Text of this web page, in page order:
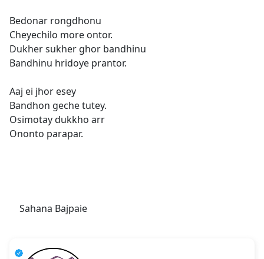
Bedonar rongdhonu
Cheyechilo more ontor.
Dukher sukher ghor bandhinu
Bandhinu hridoye prantor.
Aaj ei jhor esey
Bandhon geche tutey.
Osimotay dukkho arr
Ononto parapar.
Sahana Bajpaie